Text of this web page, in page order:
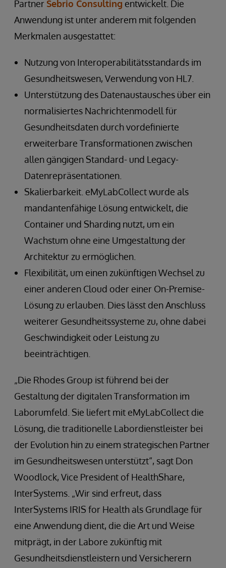
Partner Sebrio Consulting entwickelt. Die
Anwendung ist unter anderem mit folgenden
Merkmalen ausgestattet:
Nutzung von Interoperabilitätsstandards im
Gesundheitswesen, Verwendung von HL7.
Unterstützung des Datenaustausches über ein
normalisiertes Nachrichtenmodell für
Gesundheitsdaten durch vordefinierte
erweiterbare Transformationen zwischen
allen gängigen Standard- und Legacy-
Datenrepräsentationen.
Skalierbarkeit. eMyLabCollect wurde als
mandantenfähige Lösung entwickelt, die
Container und Sharding nutzt, um ein
Wachstum ohne eine Umgestaltung der
Architektur zu ermöglichen.
Flexibilität, um einen zukünftigen Wechsel zu
einer anderen Cloud oder einer On-Premise-
Lösung zu erlauben. Dies lässt den Anschluss
weiterer Gesundheitssysteme zu, ohne dabei
Geschwindigkeit oder Leistung zu
beeinträchtigen.
„Die Rhodes Group ist führend bei der
Gestaltung der digitalen Transformation im
Laborumfeld. Sie liefert mit eMyLabCollect die
Lösung, die traditionelle Labordienstleister bei
der Evolution hin zu einem strategischen Partner
im Gesundheitswesen unterstützt“, sagt Don
Woodlock, Vice President of HealthShare,
InterSystems. „Wir sind erfreut, dass
InterSystems IRIS for Health als Grundlage für
eine Anwendung dient, die die Art und Weise
mitprägt, in der Labore zukünftig mit
Gesundheitsdienstleistern und Versicherern